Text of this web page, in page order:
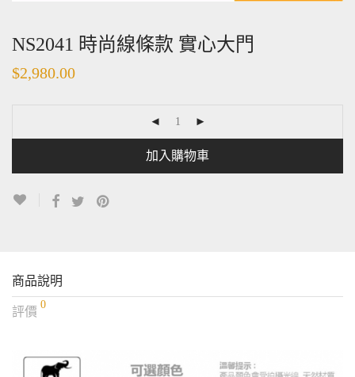
NS2041 時尚線條款 實心大門
$2,980.00
加入購物車
商品說明
評價
0